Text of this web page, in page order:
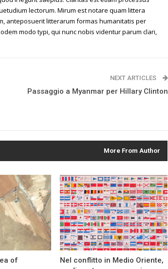
lectorum. Mirum est notare quam littera
anteposuerit litterarum formas humanitatis per
modo typi, qui nunc nobis videntur parum clari,
NEXT ARTICLES
Passaggio a Myanmar per Hillary Clinton
More From Author
of
Nel conflitto in Medio Oriente,